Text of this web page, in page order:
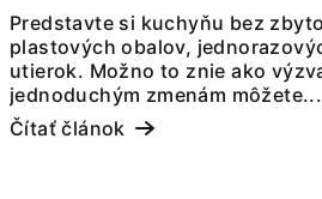
Predstavte si kuchyňu bez
plastových obalov,
utierok. Možno to znie ako
jednoduchým zmenám môžete...
Čítať článok